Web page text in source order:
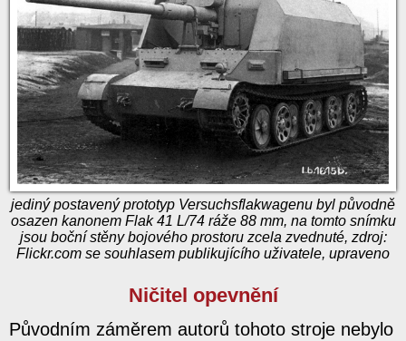
jediný postavený prototyp Versuchsflakwagenu byl původně
osazen kanonem Flak 41 L/74 ráže 88 mm, na tomto snímku
jsou boční stěny bojového prostoru zcela zvednuté, zdroj:
Flickr.com se souhlasem publikujícího uživatele, upraveno
Ničitel opevnění
Původním záměrem autorů tohoto stroje nebylo